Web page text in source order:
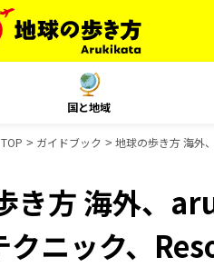
国と地域
TOP ガイドブック 地球の歩き方 海外
き方 海外、
クニック、